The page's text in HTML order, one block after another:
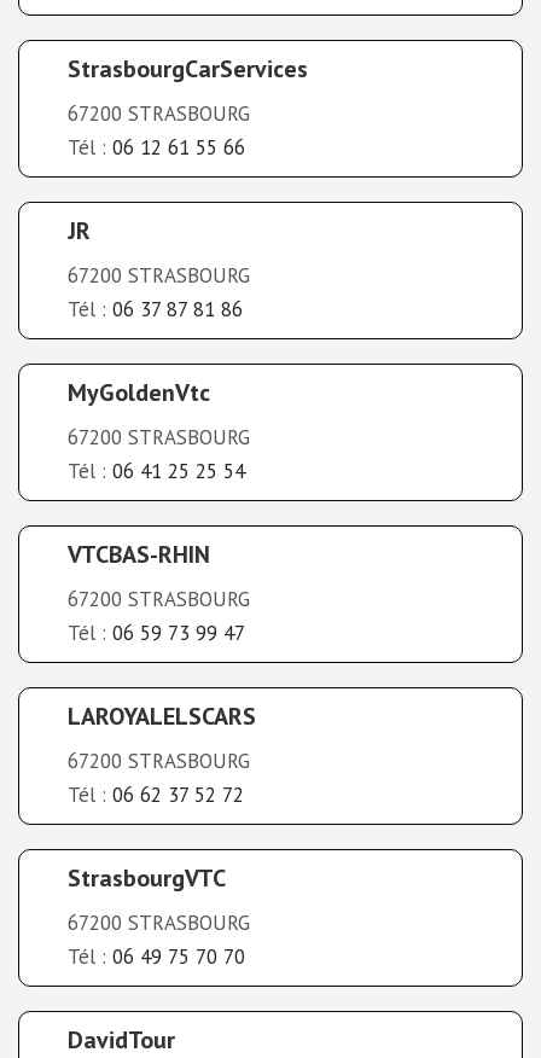
StrasbourgCarServices
67200 STRASBOURG
Tél : 06 12 61 55 66
JR
67200 STRASBOURG
Tél : 06 37 87 81 86
MyGoldenVtc
67200 STRASBOURG
Tél : 06 41 25 25 54
VTCBAS-RHIN
67200 STRASBOURG
Tél : 06 59 73 99 47
LAROYALELSCARS
67200 STRASBOURG
Tél : 06 62 37 52 72
StrasbourgVTC
67200 STRASBOURG
Tél : 06 49 75 70 70
DavidTour